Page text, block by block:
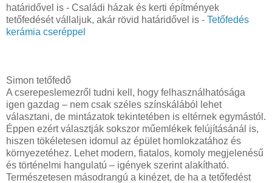
határidővel is - Családi házak és kerti építmények
tetőfedését vállaljuk, akár rövid határidővel is - Tetőfedés
kerámia cseréppel
Simon tetőfedő
A cserepeslemezről tudni kell, hogy felhasználhatósága
igen gazdag – nem csak széles színskálából lehet
választani, de mintázatok tekintetében is eltérnek egymástól.
Éppen ezért választják sokszor műemlékek felújításánál is,
hiszen tökéletesen idomul az épület homlokzatához és
környezetéhez. Lehet modern, fiatalos, komoly megjelenésű
és történelmi hangulatú – igények szerint alakítható.
Természetesen másodrangú a kinézet, de ha a tetőfedést